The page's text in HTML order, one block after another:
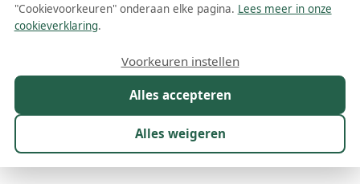
De Nike Air Force 1 '07 damesschoenen zijn al jarenlang een
iconische keuze voor sneakerliefhebbers over de hele wereld. Dit
geïntroduceerd, combineert de klassieke stijl met moderne
technologieën en materialen voor een tijdloos en comfortabel
Maat Merk 1 Model 1 Kleur Prijs
"Cookievoorkeuren" onderaan elke pagina. Lees meer in onze
cookieverklaring.
Alles accepteren
Alles weigeren
Voorkeuren instellen